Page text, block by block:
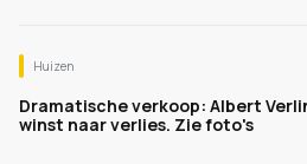
Huizen
Dramatische verkoop: Albert
winst naar verlies. Zie foto's